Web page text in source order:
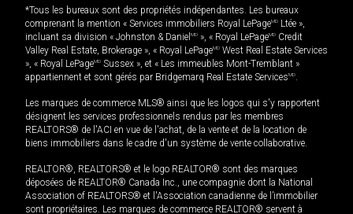
*Tous les bureaux sont des propriétés indépendantes. Les bureaux
comprenant la mention « Services immobiliers Royal LePageMD Ltée »,
incluant sa division « Johnston & Daniel MD », « Royal LePageMD Credit
Valley Real Estate, Brokerage », « Royal LePageMD West Real Estate Services
», « Royal LePageMD Sussex », et « Les immeubles Mont-Tremblant »
appartiennent et sont gérés par Bridgemarq Real Estate ServicesMD.
Les marques de commerce MLS® ainsi que les logos qui s'y rapportent
désignent les services professionnels rendus par les membres
REALTORS® de l'ACI en vue de l'achat, de la vente et de la location de
biens immobiliers dans le cadre d'un système de vente collaborative.
REALTOR®, REALTORS® et le logo REALTOR® sont des marques
déposées de REALTOR® Canada Inc., une compagnie dont la National
Association of REALTORS® et l'Association canadienne de l’immobilier
sont propriétaires. Les marques de commerce REALTOR® servent à